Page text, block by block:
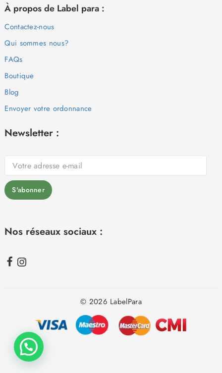
À propos de Label para :
Contactez-nous
Qui sommes nous?
FAQs
Boutique
Blog
Envoyer votre ordonnance
Newsletter :
Nos réseaux sociaux :
© 2026 LabelPara